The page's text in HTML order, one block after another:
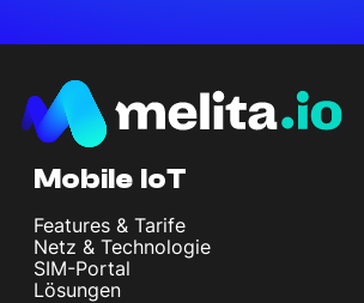
Mobile IoT
Features & Tarife
Netz & Technologie
SIM-Portal
Lösungen